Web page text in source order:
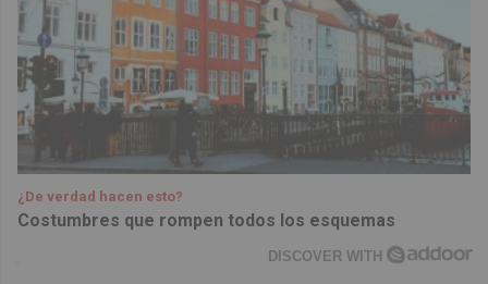
¿De verdad hacen esto?
Costumbres que rompen todos los esquemas
DISCOVER WITH